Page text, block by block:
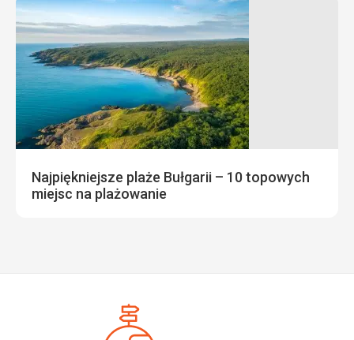
Najpiękniejsze plaże Bułgarii – 10 topowych
miejsc na plażowanie